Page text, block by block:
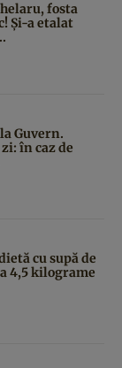
fosta
Și-a etalat
Guvern.
în caz de
cu supă de
4,5 kilograme